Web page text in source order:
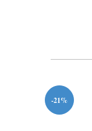
-21%